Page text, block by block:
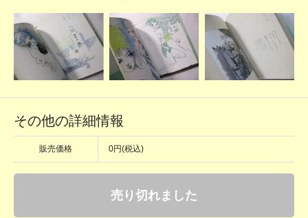
その他の詳細情報
販売価格 0円(税込)
売り切れました